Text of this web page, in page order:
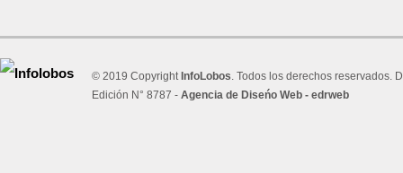
© 2019 Copyright InfoLobos. Todos los derechos reservados.
Edición N° 8787 - Agencia de Diseńo Web - edrweb